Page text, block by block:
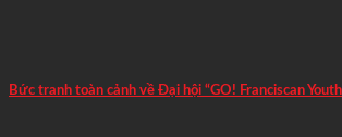
Bức tranh toàn cảnh về Đại hội “GO! Franciscan